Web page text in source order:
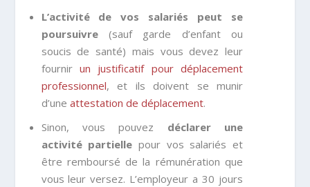
L’activité de vos salariés peut se
poursuivre(sauf garde d’enfant ou
soucis de santé) mais vous devez leur
fournir un justificatif pour déplacement
professionnel, et ils doivent se munir
d’une attestation de déplacement.
Sinon, vous pouvez déclarer une
activité partielle pour vos salariés et
être remboursé de la rémunération que
vous leur versez. L’employeur a 30 jours